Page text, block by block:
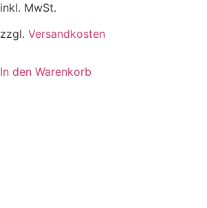
inkl. MwSt.
zzgl. Versandkosten
In den Warenkorb